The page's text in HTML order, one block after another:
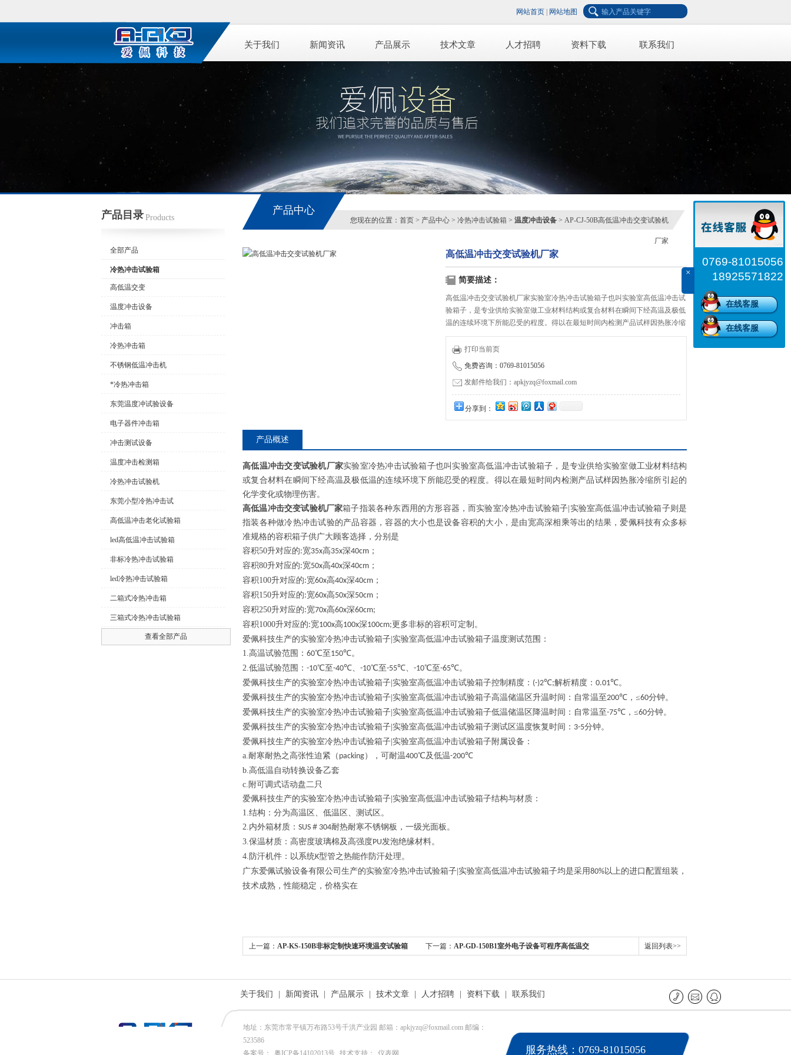
网站首页 网站地图
关于我们 新闻资讯 产品展示 技术文章 人才招聘 资料下载 联系我们
产品目录 Products
全部产品
冷热冲击试验箱
高低温交变
温度冲击设备
冲击箱
冷热冲击箱
不锈钢低温冲击机
*冷热冲击箱
东莞温度冲试验设备
电子器件冲击箱
冲击测试设备
温度冲击检测箱
冷热冲击试验机
东莞小型冷热冲击试
高低温冲击老化试验箱
led高低温冲击试验箱
非标冷热冲击试验箱
led冷热冲击试验箱
二箱式冷热冲击箱
三箱式冷热冲击试验箱
查看全部产品
产品中心
您现在的位置： 首页 > 产品中心 > 冷热冲击试验箱 > 温度冲击设备 > AP-CJ-50B高低温冲击交变试验机
厂家
高低温冲击交变试验机厂家
简要描述：
高低温冲击交变试验机厂家实验室冷热冲击试验箱子也叫实验室高低温冲击试
验箱子，是专业供给实验室做工业材料结构或复合材料在瞬间下经高温及极低
温的连续环境下所能忍受的程度。得以在最短时间内检测产品试样因热胀冷缩
所引起的化学变化或物理伤害。
打印当前页
免费咨询：0769-81015056
发邮件给我们：apkjyzq@foxmail.com
分享到：
产品概述
高低温冲击交变试验机厂家实验室冷热冲击试验箱子也叫实验室高低温冲击试验箱子，是专业供给实验室做工业材料结构
或复合材料在瞬间下经高温及极低温的连续环境下所能忍受的程度。得以在最短时间内检测产品试样因热胀冷缩所引起的
化学变化或物理伤害。
高低温冲击交变试验机厂家箱子指装各种东西用的方形容器，而实验室冷热冲击试验箱子 实验室高低温冲击试验箱子则是
指装各种做冷热冲击试验的产品容器，容器的大小也是设备容积的大小，是由宽高深相乘等出的结果，爱佩科技有众多标
准规格的容积箱子供广大顾客选择，分别是
容积50升对应的:宽35x高35x深40cm ；
容积80升对应的:宽50x高40x深40cm ；
容积100升对应的:宽60x高40x深40cm ；
容积150升对应的:宽60x高50x深50cm ；
容积250升对应的:宽70x高60x深60cm;
容积1000升对应的:宽100x高100x深100cm;更多非标的容积可定制。
爱佩科技生产的实验室冷热冲击试验箱子 实验室高低温冲击试验箱子温度测试范围：
1.高温试验范围： 60℃至 150℃。
2.低温试验范围： -10℃至-40℃、 -10℃至-55℃、 -10℃至-65℃。
爱佩科技生产的实验室冷热冲击试验箱子 实验室高低温冲击试验箱子控制精度： (-)2℃;解析精度： 0.01℃。
爱佩科技生产的实验室冷热冲击试验箱子 实验室高低温冲击试验箱子高温储温区升温时间：自常温至200℃，≤60分钟。
爱佩科技生产的实验室冷热冲击试验箱子 实验室高低温冲击试验箱子低温储温区降温时间：自常温至-75℃，≤60分钟。
爱佩科技生产的实验室冷热冲击试验箱子 实验室高低温冲击试验箱子测试区温度恢复时间： 3-5分钟。
爱佩科技生产的实验室冷热冲击试验箱子 实验室高低温冲击试验箱子附属设备：
a.耐寒耐热之高张性迫紧（ packing），可耐温400℃及低温-200℃
b.高低温自动转换设备乙套
c. 附可调式话动盘二只
爱佩科技生产的实验室冷热冲击试验箱子 实验室高低温冲击试验箱子结构与材质：
1.结构：分为高温区、低温区、测试区。
2.内外箱材质： SUS ＃ 304耐热耐寒不锈钢板，一级光面板。
3.保温材质：高密度玻璃棉及高强度PU发泡绝缘材料。
4. 防汗机件：以系统K型管之热能作防汗处理。
广东爱佩试验设备有限公司生产的实验室冷热冲击试验箱子 实验室高低温冲击试验箱子均是采用80%以上的进口配置组装，
技术成熟，性能稳定，价格实在
上一篇： AP-KS-150B非标定制快速环境温变试验箱 下一篇： AP-GD-150B1室外电子设备可程序高低温交 返回列表>>
关于我们 新闻资讯 产品展示 技术文章 人才招聘 资料下载 联系我们
地址：东莞市常平镇万布路53号千洪产业园 邮箱：apkjyzq@foxmail.com 邮编：
523586
备案号：
粤ICP备14102013号 技术支持： 仪表网 服务热线：0769-81015056
0769-81015056
18925571822
在线客服
在线客服
×